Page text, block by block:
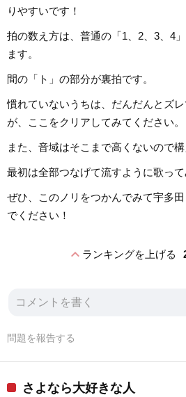
りやすいです！
拍の数え方は、普通の「1、2、3、4
ます。
間の「ト」の部分が裏拍です。
慣れていないうちは、だんだんとズ
が、ここをクリアしてみてください。
また、音域はそこまで高くないので構
最初は全部つなげて流すように歌って
ぜひ、このノリをつかんでみて宇多
でください！
expand_lessランキングを上げる
問題を報告する
さよなら大好きな人